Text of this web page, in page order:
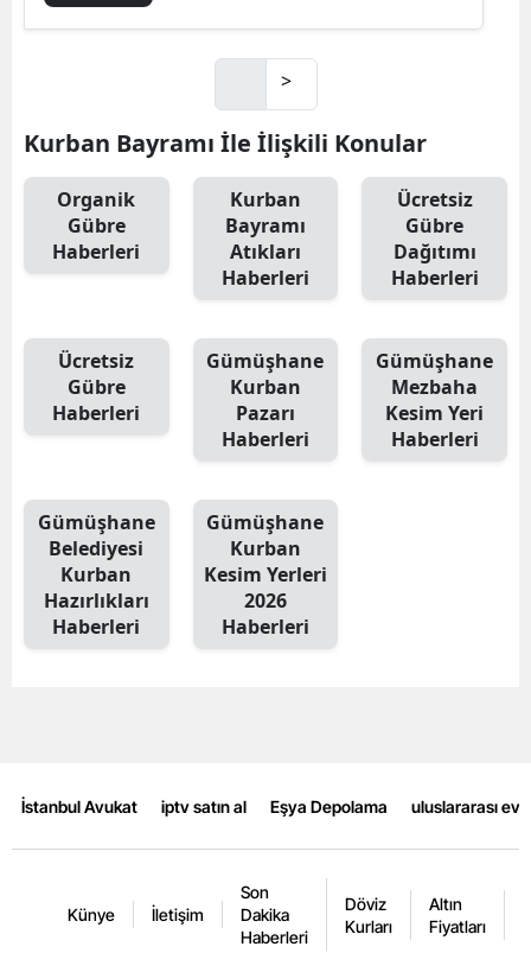
>
Kurban Bayramı İle İlişkili Konular
Organik
Gübre
Haberleri
Kurban
Bayramı
Atıkları
Haberleri
Ücretsiz
Gübre
Dağıtımı
Haberleri
Ücretsiz
Gübre
Haberleri
Gümüşhane
Kurban
Pazarı
Haberleri
Gümüşhane
Mezbaha
Kesim Yeri
Haberleri
Gümüşhane
Belediyesi
Kurban
Hazırlıkları
Haberleri
Gümüşhane
Kurban
Kesim Yerleri
2026
Haberleri
İstanbul Avukat iptv satın al Eşya Depolama uluslararası
Künye İletişim
Son
Dakika
Haberleri
Döviz
Kurları
Altın
Fiyatları